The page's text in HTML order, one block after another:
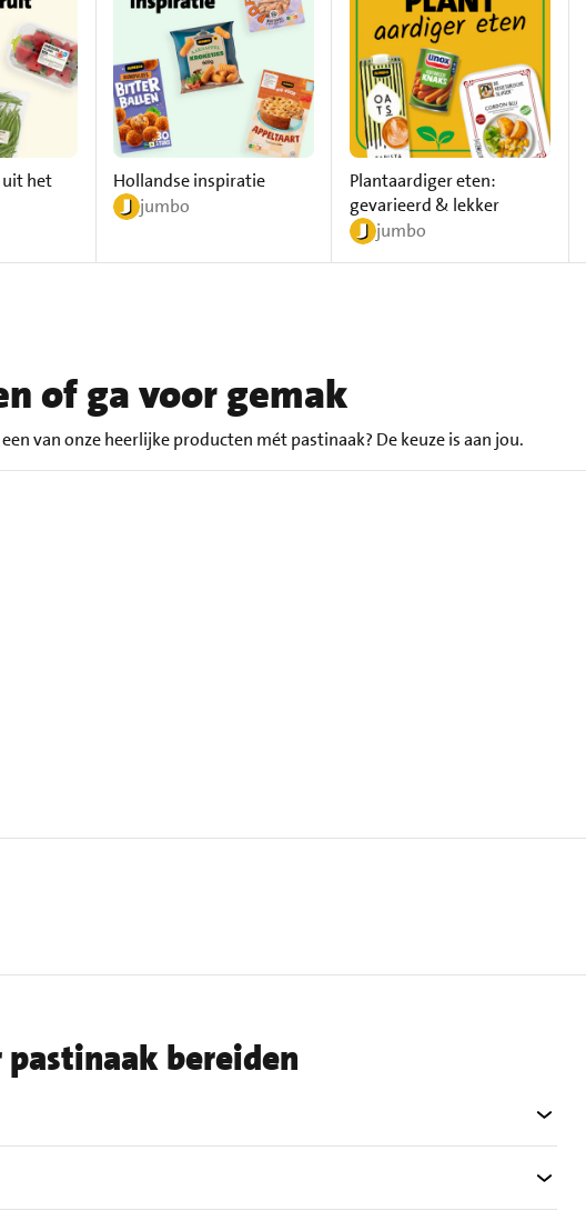
het
Hollandse inspiratie
jumbo
Plantaardiger eten:
gevarieerd & lekker
jumbo
of ga voor gemak
van onze heerlijke producten mét pastinaak? De keuze is aan jou.
bereiden